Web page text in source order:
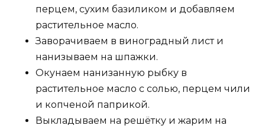
перцем, сухим базиликом и добавляем
растительное масло.
Заворачиваем в виноградный лист и
нанизываем на шпажки.
Окунаем нанизанную рыбку в
растительное масло с солью, перцем чили
и копченой паприкой.
Выкладываем на решётку и жарим на